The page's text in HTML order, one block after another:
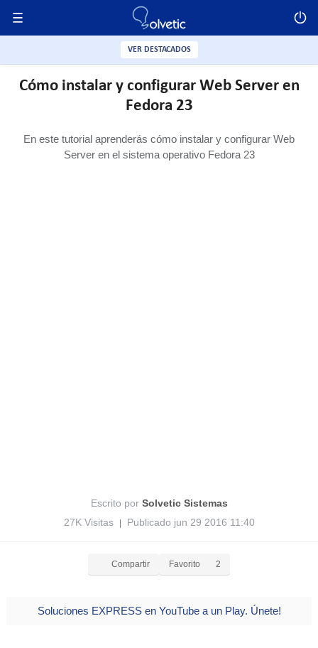
Cómo instalar y configurar Web Server en
Fedora 23
En este tutorial aprenderás cómo instalar y configurar Web
Server en el sistema operativo Fedora 23
Escrito por Solvetic Sistemas
27K Visitas
Publicado jun 29 2016 11:40
Compartir Favorito 2
Soluciones EXPRESS en YouTube a un Play. Únete!
VER DESTACADOS